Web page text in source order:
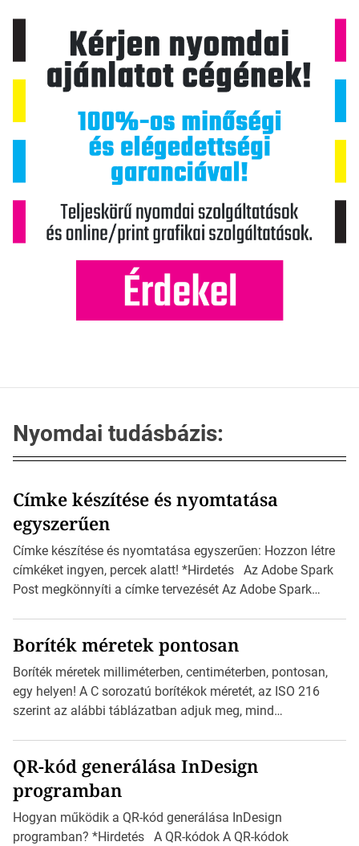
Nyomdai tudásbázis:
Címke készítése és nyomtatása
egyszerűen
Címke készítése és nyomtatása egyszerűen: Hozzon létre
címkéket ingyen, percek alatt! *Hirdetés Az Adobe Spark
Post megkönnyíti a címke tervezését Az Adobe Spark
igazán foroghatnak a kreatív fogaskerekek, miközben
zajlik a saját címke készítése. Hogyan készítsünk címkét?
Válasszon méretet és alakot: Válassza ki a kívánt címke
méretét. Akár néhány […]
Boríték méretek pontosan
Boríték méretek milliméterben, centiméterben, pontosan,
egy helyen! A C sorozatú borítékok méretét, az ISO 216
szerint az alábbi táblázatban adjuk meg, mind
mutatja az A4-es papírlaphoz viszonyítva. Az amerikai és
észak-amerikai boríték méretére az ISO 216 nem
vonatkozik. Boríték méretének táblázata C0-tól […]
QR-kód generálása InDesign
programban
Hogyan működik a QR-kód generálása InDesign
programban? *Hirdetés A QR-kódok A QR-kódok